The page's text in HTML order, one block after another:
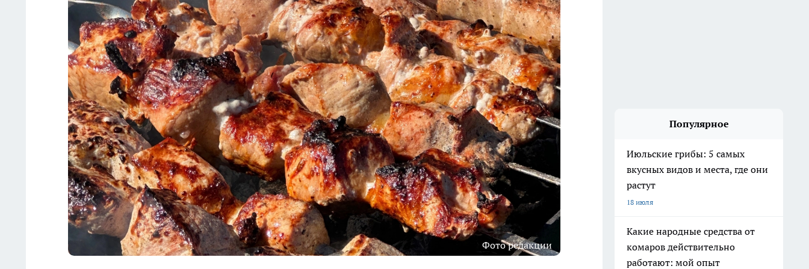
Фото редакции
Популярное
Июльские грибы: 5 самых
вкусных видов и места, где они
растут
18 июля
Какие народные средства от
комаров действительно
работают: мой опыт